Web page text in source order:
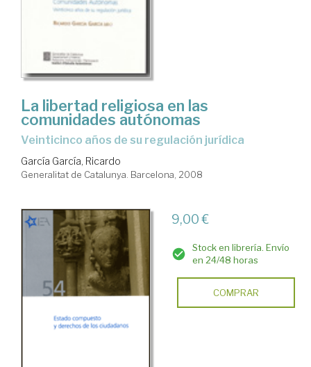
La libertad religiosa en las
comunidades autónomas
veinticinco años de su regulación jurídica
García García, Ricardo
Generalitat de Catalunya. Barcelona, 2008
9,00 €
Stock en librería. Envío
en 24/48 horas
COMPRAR